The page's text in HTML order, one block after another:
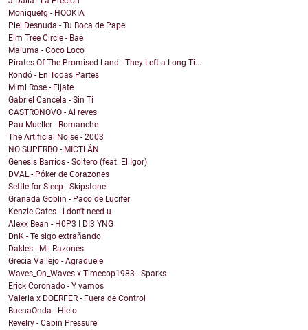
Moniquefg - HOOKIA
Piel Desnuda - Tu Boca de Papel
Elm Tree Circle - Bae
Maluma - Coco Loco
Pirates Of The Promised Land - They Left a Long Ti...
Rondó - En Todas Partes
Mimi Rose - Fijate
Gabriel Cancela - Sin Ti
CASTRONOVO - Al reves
Pau Mueller - Romanche
The Artificial Noise - 2003
NO SUPERBO - MICTLÁN
Genesis Barrios - Soltero (feat. El Igor)
DVAL - Póker de Corazones
Settle for Sleep - Skipstone
Granada Goblin - Paco de Lucifer
Kenzie Cates - i don't need u
Alexx Bean - H0P3 I DI3 YNG
DnK - Te sigo extrañando
Dakles - Mil Razones
Grecia Vallejo - Agraduele
Waves_On_Waves x Timecop1983 - Sparks
Erick Coronado - Y vamos
Valeria x DOERFER - Fuera de Control
BuenaOnda - Hielo
Revelry - Cabin Pressure